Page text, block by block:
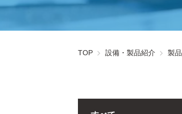
TOP 設備・製品紹介 製品